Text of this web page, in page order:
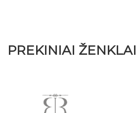
PREKINIAI ŽENKLAI